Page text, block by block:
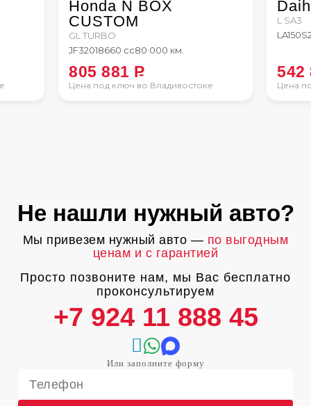
Honda N BOX
CUSTOM
GL TURBO
JF32018660 сс80 000 км.
Цена под ключ во Владивостоке
805 881 P
L SA3
LA150S
Цена
542
Не нашли нужный авто?
Мы привезем нужный авто — по выгодным
ценам и с гарантией
Просто позвоните нам, мы Вас бесплатно
проконсультируем
+7 924 11 888 45